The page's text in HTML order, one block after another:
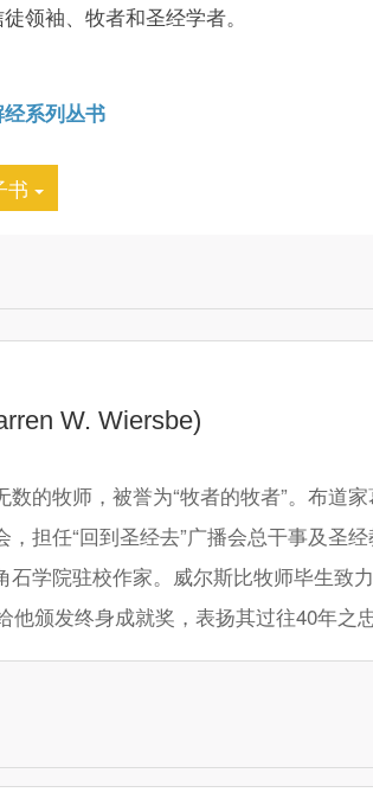
领袖、牧者和圣经学者。
系列丛书
书
W. Wiersbe)
数的牧师，被誉为“牧者的牧者”。布道
，担任“回到圣经去”广播会总干事及圣
石学院驻校作家。威尔斯比牧师毕生致
他颁发终身成就奖，表扬其过往40年之